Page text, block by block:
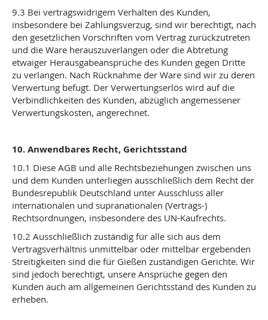
9.3 Bei vertragswidrigem Verhalten des Kunden,
insbesondere bei Zahlungsverzug, sind wir berechtigt, nach
den gesetzlichen Vorschriften vom Vertrag zurückzutreten
und die Ware herauszuverlangen oder die Abtretung
etwaiger Herausgabeansprüche des Kunden gegen Dritte
zu verlangen. Nach Rücknahme der Ware sind wir zu deren
Verwertung befugt. Der Verwertungserlös wird auf die
Verbindlichkeiten des Kunden, abzüglich angemessener
Verwertungskosten, angerechnet.
10. Anwendbares Recht, Gerichtsstand
10.1 Diese AGB und alle Rechtsbeziehungen zwischen uns
und dem Kunden unterliegen ausschließlich dem Recht der
Bundesrepublik Deutschland unter Ausschluss aller
internationalen und supranationalen (Vertrags-)
Rechtsordnungen, insbesondere des UN-Kaufrechts.
10.2 Ausschließlich zuständig für alle sich aus dem
Vertragsverhältnis unmittelbar oder mittelbar ergebenden
Streitigkeiten sind die für Gießen zuständigen Gerichte. Wir
sind jedoch berechtigt, unsere Ansprüche gegen den
Kunden auch am allgemeinen Gerichtsstand des Kunden zu
erheben.